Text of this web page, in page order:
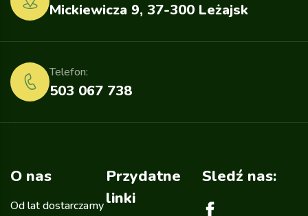
Mickiewicza 9, 37-300 Leżajsk
503 067 738
Telefon:
O nas
Od lat dostarczamy
Przydatne
linki
Sledź nas: